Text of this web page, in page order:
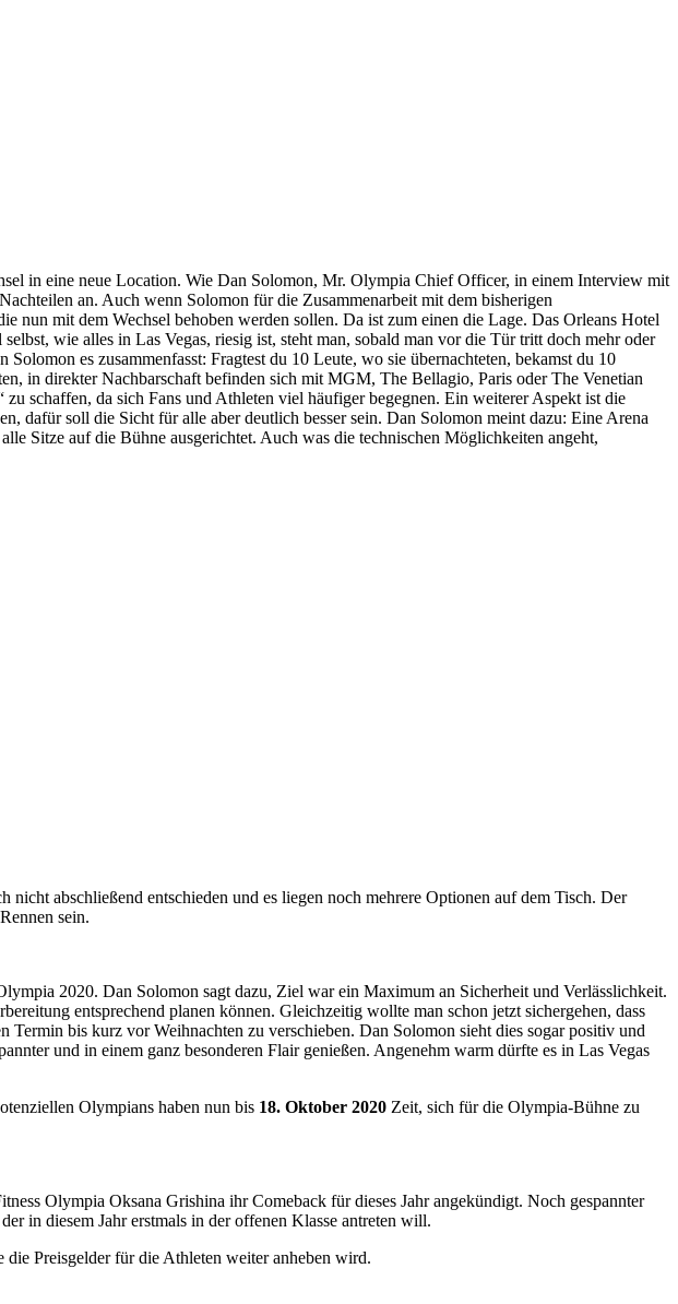
in eine neue Location. Wie Dan Solomon, Mr. Olympia Chief Officer, in einem Interview mit
an. Auch wenn Solomon für die Zusammenarbeit mit dem bisherigen
nun mit dem Wechsel behoben werden sollen. Da ist zum einen die Lage. Das Orleans Hotel
wie alles in Las Vegas, riesig ist, steht man, sobald man vor die Tür tritt doch mehr oder
es zusammenfasst: Fragtest du 10 Leute, wo sie übernachteten, bekamst du 10
in direkter Nachbarschaft befinden sich mit MGM, The Bellagio, Paris oder The Venetian
schaffen, da sich Fans und Athleten viel häufiger begegnen. Ein weiterer Aspekt ist die
dafür soll die Sicht für alle aber deutlich besser sein. Dan Solomon meint dazu: Eine Arena
Sitze auf die Bühne ausgerichtet. Auch was die technischen Möglichkeiten angeht,
abschließend entschieden und es liegen noch mehrere Optionen auf dem Tisch. Der
sein.
2020. Dan Solomon sagt dazu, Ziel war ein Maximum an Sicherheit und Verlässlichkeit.
entsprechend planen können. Gleichzeitig wollte man schon jetzt sichergehen, dass
bis kurz vor Weihnachten zu verschieben. Dan Solomon sieht dies sogar positiv und
und in einem ganz besonderen Flair genießen. Angenehm warm dürfte es in Las Vegas
Olympians haben nun bis 18. Oktober 2020 Zeit, sich für die Olympia-Bühne zu
Olympia Oksana Grishina ihr Comeback für dieses Jahr angekündigt. Noch gespannter
in diesem Jahr erstmals in der offenen Klasse antreten will.
die Preisgelder für die Athleten weiter anheben wird.